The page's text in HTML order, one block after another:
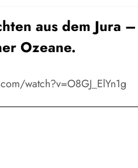
aus dem Jura
Ozeane.
watch?v=O8GJ_ElYn1g